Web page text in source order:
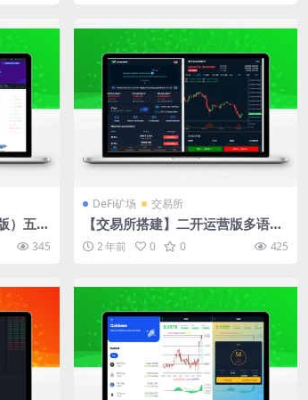
）五国
IEO认
345
DeFi矿场 交易所
【交易所搭建】二开运营版多语言
交易所/币币秒合约/锁仓质押/IEO
认购/完整机器人
2 年前 0 0 425